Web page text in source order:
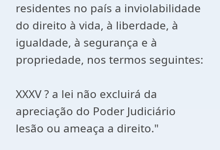
residentes no país a inviolabilidade
do direito à vida, à liberdade, à
igualdade, à segurança e à
propriedade, nos termos seguintes:
XXXV ? a lei não excluirá da
apreciação do Poder Judiciário
lesão ou ameaça a direito."